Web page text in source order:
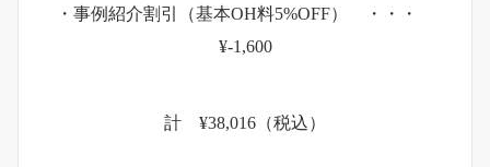
・事例紹介割引（基本OH料5%OFF） ・・・
¥-1,600
計 ¥38,016（税込）